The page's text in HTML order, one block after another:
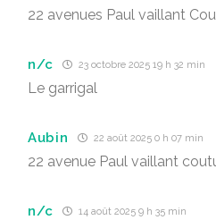
22 avenues Paul vaillant
n/c 23 octobre 2025 19 h 32 min
Le garrigal
Aubin 22 août 2025 0 h 07 min
22 avenue Paul vaillant
n/c 14 août 2025 9 h 35 min